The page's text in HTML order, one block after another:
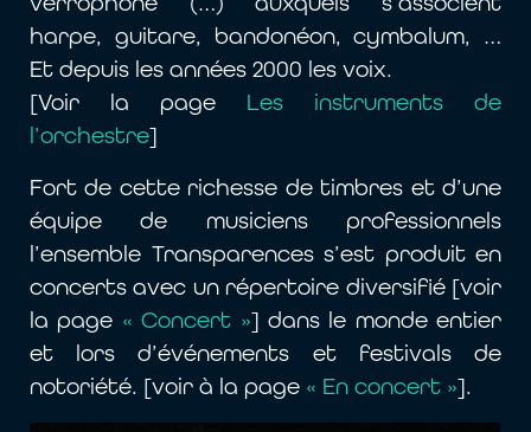
harpe, guitare, bandonéon, cymbalum, …
Et depuis les années 2000 les voix.
[Voir la page Les instruments de
l’orchestre]
Fort de cette richesse de timbres et d’une
équipe de musiciens professionnels
l’ensemble Transparences s’est produit en
concerts avec un répertoire diversifié [voir
la page « Concert »] dans le monde entier
et lors d’événements et festivals de
notoriété. [voir à la page « En concert »].